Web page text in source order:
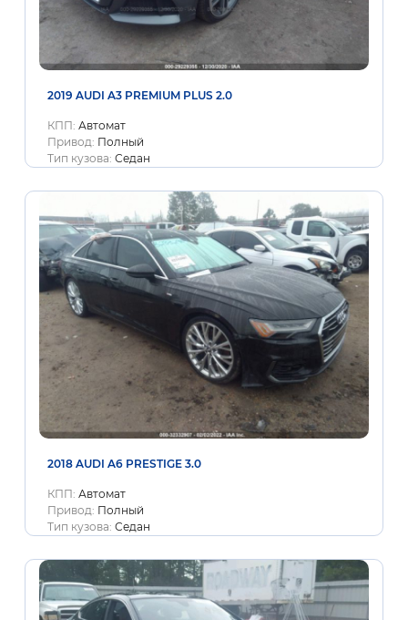
2019 AUDI A3 PREMIUM PLUS 2.0
КПП: Автомат
Привод: Полный
Тип кузова: Седан
2018 AUDI A6 PRESTIGE 3.0
КПП: Автомат
Привод: Полный
Тип кузова: Седан